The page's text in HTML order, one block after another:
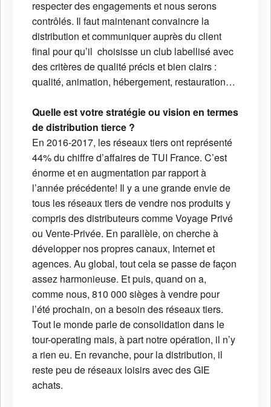
respecter des engagements et nous serons
contrôlés. Il faut maintenant convaincre la
distribution et communiquer auprès du client
final pour qu’il choisisse un club labellisé avec
des critères de qualité précis et bien clairs :
qualité, animation, hébergement, restauration…
Quelle est votre stratégie ou vision en termes
de distribution tierce ?
En 2016-2017, les réseaux tiers ont représenté
44% du chiffre d’affaires de TUI France. C’est
énorme et en augmentation par rapport à
l’année précédente! Il y a une grande envie de
tous les réseaux tiers de vendre nos produits y
compris des distributeurs comme Voyage Privé
ou Vente-Privée. En parallèle, on cherche à
développer nos propres canaux, Internet et
agences. Au global, tout cela se passe de façon
assez harmonieuse. Et puis, quand on a,
comme nous, 810 000 sièges à vendre pour
l’été prochain, on a besoin des réseaux tiers.
Tout le monde parle de consolidation dans le
tour-operating mais, à part notre opération, il n’y
a rien eu. En revanche, pour la distribution, il
reste peu de réseaux loisirs avec des GIE
achats.